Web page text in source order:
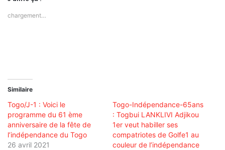
chargement…
Similaire
Togo/J-1 : Voici le
programme du 61 ème
anniversaire de la fête de
l’indépendance du Togo
26 avril 2021
Togo-Indépendance-65ans
: Togbui LANKLIVI Adjikou
1er veut habiller ses
compatriotes de Golfe1 au
couleur de l’indépendance